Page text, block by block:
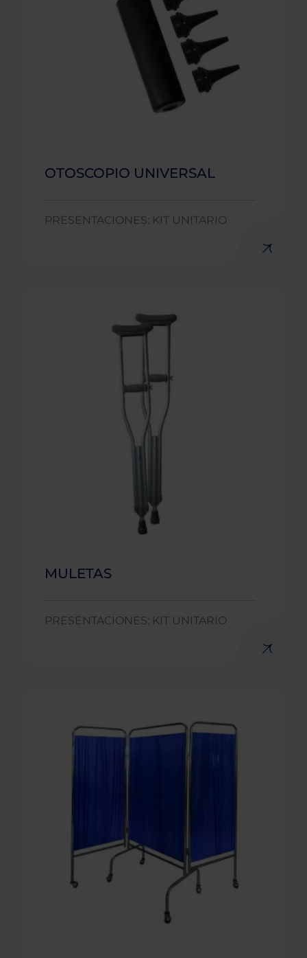
OTOSCOPIO UNIVERSAL
PRESENTACIONES: KIT UNITARIO
MULETAS
PRESENTACIONES: KIT UNITARIO